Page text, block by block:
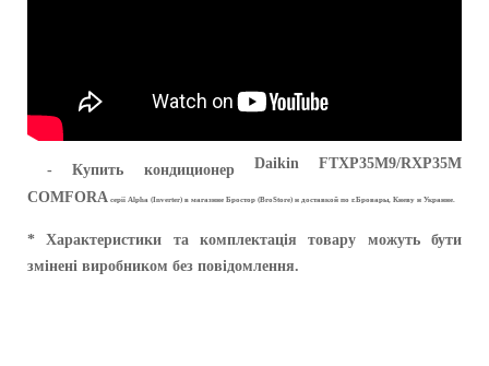
- Купить кондиционер Daikin FTXP35M9/RXP35M
COMFORA серії Alpha (Inverter) в магазине Бростор (BroStore) и доставкой по г.Бровары, Киеву и Украине.
* Характеристики та комплектація товару можуть бути
змінені виробником без повідомлення.